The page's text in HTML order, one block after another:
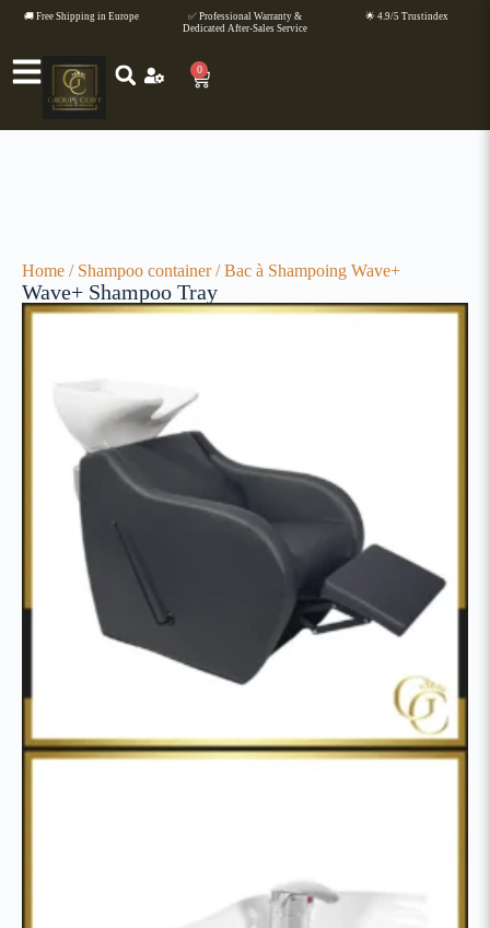
🚚 Free Shipping in Europe
✅ Professional Warranty &
Dedicated After-Sales Service
🌟 4.9/5 Trustindex
0
Home / Shampoo container/ Bac à Shampoing Wave+
Wave+ Shampoo Tray